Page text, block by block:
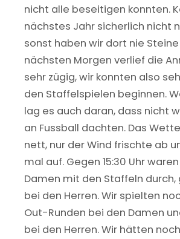
nicht alle beseitigen konnten.
nächstes Jahr sicherlich nicht
sonst haben wir dort nie
nächsten Morgen verlief die
sehr zügig, wir konnten also
den Staffelspielen beginnen.
lag es auch daran, dass nicht
an Fussball dachten. Das
nett, nur der Wind frischte ab
mal auf. Gegen 15:30 Uhr
Damen mit den Staffeln durch,
bei den Herren. Wir spielten
Out-Runden bei den Damen
bei den Herren. Wir hätten